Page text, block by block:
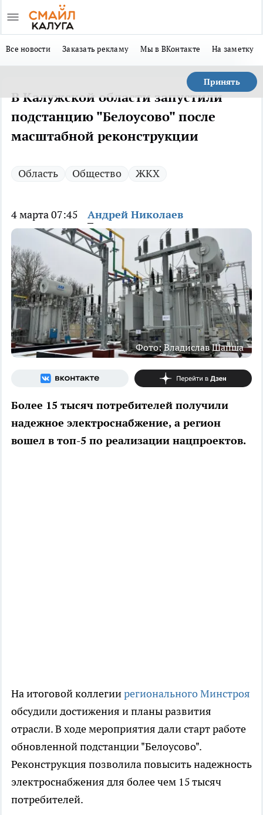
Все новости Заказать рекламу Мы в ВКонтакте На заметку
Принять
В Калужской области запустили
подстанцию "Белоусово" после
масштабной реконструкции
Область Общество ЖКХ
4 марта 07:45 Андрей Николаев
Фото: Владислав Шапша
Более 15 тысяч потребителей получили
надежное электроснабжение, а регион
вошел в топ-5 по реализации нацпроектов.
На итоговой коллегиирегионального Минстроя
обсудили достижения и планы развития
отрасли. В ходе мероприятия дали старт работе
обновленной подстанции "Белоусово".
Реконструкция позволила повысить надежность
электроснабжения для более чем 15 тысяч
потребителей.